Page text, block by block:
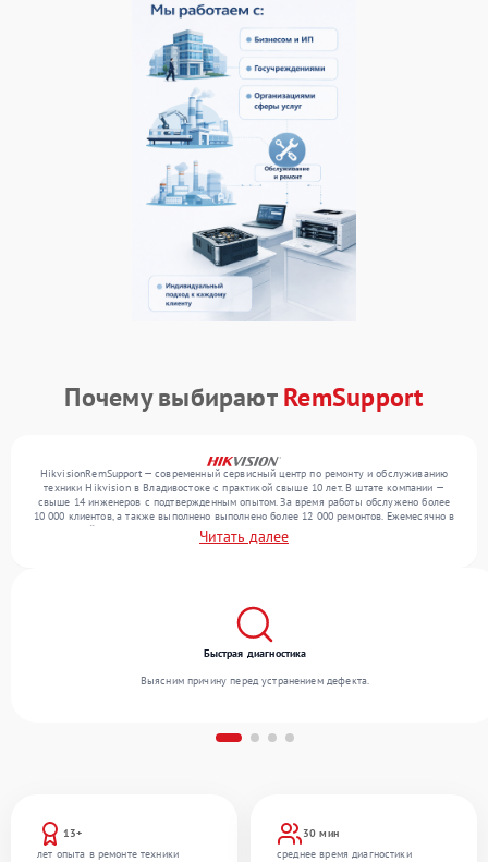
Почему выбираютRemSupport
HikvisionRemSupport — современный сервисный центр по ремонту и обслуживанию
техники Hikvision в Владивостоке с практикой свыше 10 лет. В штате компании —
свыше 14 инженеров с подтвержденным опытом. За время работы обслужено более
10 000 клиентов, а также выполнено выполнено более 12 000 ремонтов. Ежемесячно в
сервисный центр поступает свыше 300 единиц техники, включая , , . Мы устраняем
поломки любой сложности и предлагаем стабильный уровень сервиса благодаря
Читать далее
13+
лет опыта в ремонте техники
30 мин
среднее время диагностики
Быстрая диагностика
Выясним причину перед устранением дефекта.